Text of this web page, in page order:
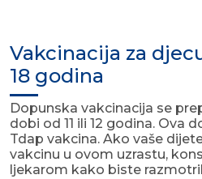
Vakcinacija za
18 godina
Dopunska vakcinacija se
dobi od 11 ili 12 godina. Ova
Tdap vakcina. Ako vaše
vakcinu u ovom uzrastu,
ljekarom kako biste